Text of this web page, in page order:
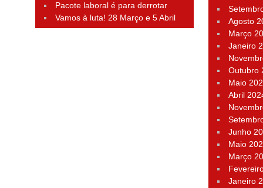
Pacote laboral é para derrotar
Vamos à luta! 28 Março e 5 Abril
Agosto
Março
Janeiro
Outubro
Maio
Abril
Junho
Maio
Março
Janeiro